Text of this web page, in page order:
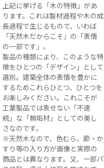
上記に挙げる「木の特徴」があ
ります。これは製材過程や木の成
長過程で生じるもので、いわば
「天然木だからこそ」の「表情
の一部です」。
製品の種類により、このような特
徴をひとつの「デザイン」として
選別。建築全体の表情を豊かに
するためこれらひとつ、ひとつを
お楽しみください。これこそが
工業製品では表せない「不連
続」な「無垢材」としての美し
さなのです。
※天然木なので、色むら、節・か
すり等の入り方が画像と実際の
商品とは異なります。又、一部パ